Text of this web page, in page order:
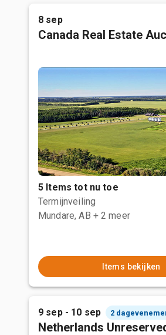
8 sep
Canada Real Estate
5 Items tot nu toe
Termijnveiling
Mundare, AB + 2 meer
Items bekijken
9 sep - 10 sep 2
Netherlands